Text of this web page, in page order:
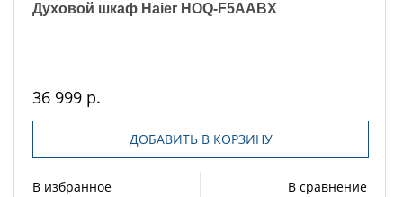
Духовой шкаф Haier HOQ-F5AABX
36 999 р.
ДОБАВИТЬ В КОРЗИНУ
В избранное В сравнение